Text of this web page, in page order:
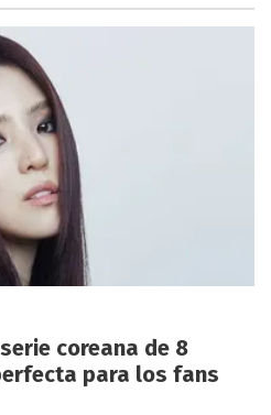
coreana de 8
para los fans